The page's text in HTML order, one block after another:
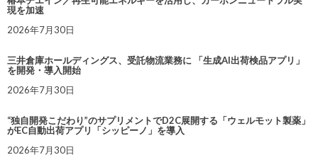
現を加速
2026年7月30日
三井倉庫ホールディングス、受託物流業務に 「生成AI出荷検品アプリ」
を開発・導入開始
2026年7月30日
“独自開発こだわり”のサプリメントでD2C展開する「ウェルモット製薬」
がEC自動出荷アプリ「シッピーノ」を導入
2026年7月30日